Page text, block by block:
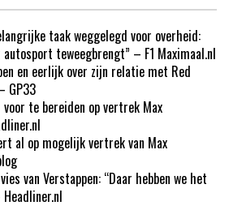
taak weggelegd voor overheid:
teweegbrengt” – F1 Maximaal.nl
en eerlijk over zijn relatie met Red
GP33
te bereiden op vertrek Max
al op mogelijk vertrek van Max
van Verstappen: “Daar hebben we het